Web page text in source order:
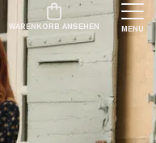
WARENKORB ANSEHEN MENU